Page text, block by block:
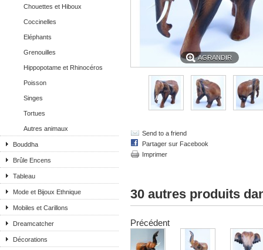
Chouettes et Hiboux
Coccinelles
Eléphants
Grenouilles
Hippopotame et Rhinocéros
Poisson
Singes
Tortues
Autres animaux
Bouddha
Brûle Encens
Tableau
Mode et Bijoux Ethnique
Mobiles et Carillons
Dreamcatcher
Décorations
AGRANDIR
Send to a friend
Partager sur Facebook
Imprimer
30 autres produits
Précédent